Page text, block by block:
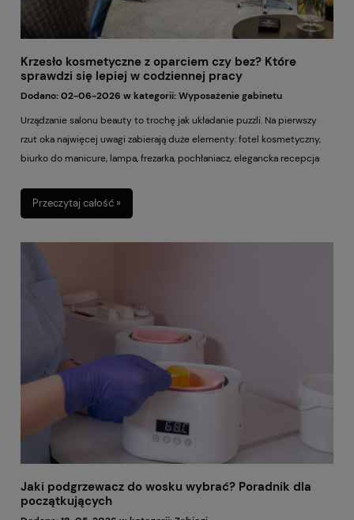
Krzesło kosmetyczne z oparciem czy bez? Które
sprawdzi się lepiej w codziennej pracy
Dodano:02-06-2026 w kategorii:Wyposażenie gabinetu
Urządzanie salonu beauty to trochę jak układanie puzzli. Na pierwszy
rzut oka najwięcej uwagi zabierają duże elementy: fotel kosmetyczny,
biurko do manicure, lampa, frezarka, pochłaniacz, elegancka recepcja
klientek jedna po drugiej, zabieg za zabiegiem, godziny spędzone w
pozycji siedzącej i nagle okazuje się, że jedno z najważniejszych miejsc
Przeczytaj całość »
Jaki podgrzewacz do wosku wybrać? Poradnik dla
początkujących